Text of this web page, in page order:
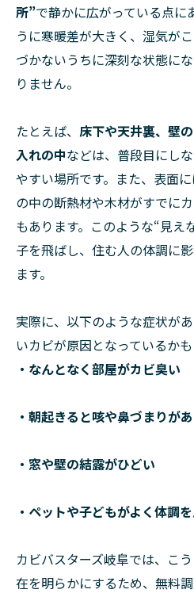
所”で静かに広がっている点に
うに寒暖差が大きく、湿気が
づかないうちに深刻な状態に
りません。
たとえば、 床下や天井裏、壁
入れの中などは、普段目にし
やすい場所です。また、表面
の中の断熱材や木材がすでに
もあります。このような“見え
子を飛ばし、住む人の体調に
ます。
実際に、以下のような症状が
いカビが原因となっているかも
・なんとなく部屋がカビ臭い
・朝起きると咳や鼻づまりが
・窓や壁の結露がひどい
・ペットや子どもがよく体調
カビバスターズ岐阜では、こ
在を明らかにするため、無料